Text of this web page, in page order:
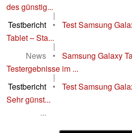
des günstig...
|
Testbericht
•
Test Samsung
Tablet – Sta...
|
News
•
Samsung Galaxy
Testergebnisse im ...
|
Testbericht
•
Test Samsung
Sehr günst...
...